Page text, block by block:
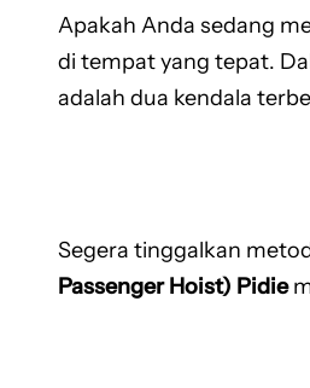
Apakah Anda sedang
di tempat yang tepat.
adalah dua kendala
Segera tinggalkan
Passenger Hoist) Pidie